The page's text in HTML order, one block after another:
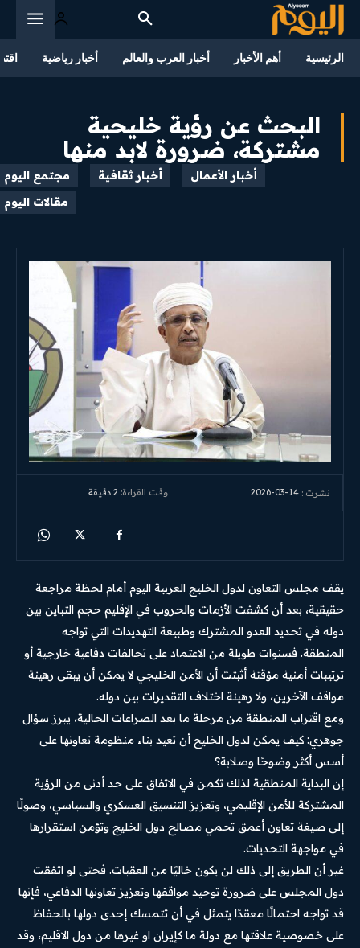
الرئيسية أهم الأخبار أخبار العرب والعالم أخبار رياضية
البحث عن رؤية خليحية
مشتركة، ضرورة لابد منها
أخبار الأعمال أخبار ثقافية
مجتمع اليوم
مقالات اليوم
نشرت : 2026-03-14 وقت القراءة: 2 دقيقة
يقف مجلس التعاون لدول الخليج العربية اليوم أمام لحظة مراجعة
حقيقية، بعد أن كشفت الأزمات والحروب في الإقليم حجم التباين بين
دوله في تحديد العدو المشترك وطبيعة التهديدات التي تواجه
المنطقة. فسنوات طويلة من الاعتماد على تحالفات دفاعية خارجية أو
ترتيبات أمنية مؤقتة أثبتت أن الأمن الخليجي لا يمكن أن يبقى رهينة
مواقف الآخرين، ولا رهينة اختلاف التقديرات بين دوله.
ومع اقتراب المنطقة من مرحلة ما بعد الصراعات الحالية، يبرز سؤال
جوهري: كيف يمكن لدول الخليج أن تعيد بناء منظومة تعاونها على
أسس أكثر وضوحًا وصلابة؟
إن البداية المنطقية لذلك تكمن في الاتفاق على حد أدنى من الرؤية
المشتركة للأمن الإقليمي، وتعزيز التنسيق العسكري والسياسي، وصولًا
إلى صيغة تعاون أعمق تحمي مصالح دول الخليج وتؤمن استقرارها
في مواجهة التحديات.
غير أن الطريق إلى ذلك لن يكون خاليًا من العقبات. فحتى لو اتفقت
دول المجلس على ضرورة توحيد مواقفها وتعزيز تعاونها الدفاعي، فإنها
قد تواجه احتمالًا معقدًا يتمثل في أن تتمسك إحدى دولها بالحفاظ
على خصوصية علاقتها مع دولة ما كإيران او غيرها من دول الاقليم، وقد